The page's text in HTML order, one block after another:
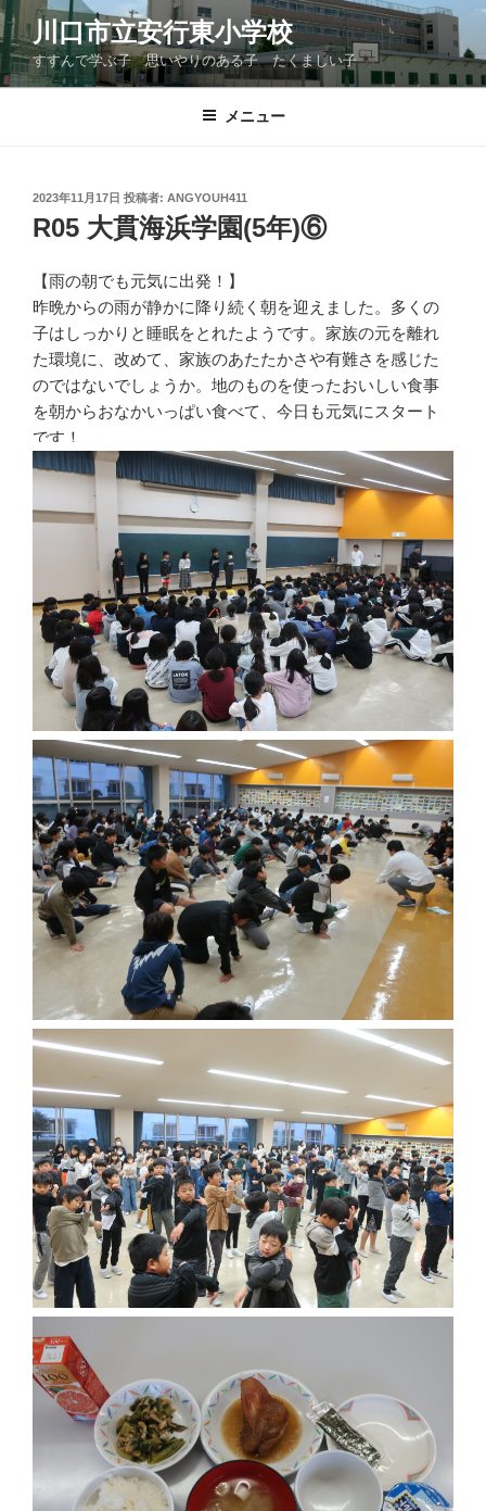
コ
ン
テ
ン
川口市立安行東小学校
すすんで学ぶ子 思いやりのある子 たくましい子
メニュー
投
稿
日:
2023年11月17日 投稿者: ANGYOUH411
R05 大貫海浜学園(5年)⑥
【雨の朝でも元気に出発！】
昨晩からの雨が静かに降り続く朝を迎えました。多くの
子はしっかりと睡眠をとれたようです。家族の元を離れ
た環境に、改めて、家族のあたたかさや有難さを感じた
のではないでしょうか。地のものを使ったおいしい食事
を朝からおなかいっぱい食べて、今日も元気にスタート
です！